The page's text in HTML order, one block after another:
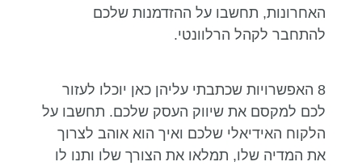
האחרונות, תחשבו על ההזדמנות שלכם
להתחבר לקהל הרלוונטי.
8 האפשרויות שכתבתי עליהן כאן יוכלו לעזור
לכם למקסם את שיווק העסק שלכם. תחשבו על
הלקוח האידיאלי שלכם ואיך הוא אוהב לצרוך
את המדיה שלו, תמלאו את הצורך שלו ותנו לו